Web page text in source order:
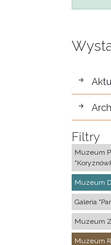
Filtry
Muzeum
Muzeum
Galeria
Muzeum
Muzeum